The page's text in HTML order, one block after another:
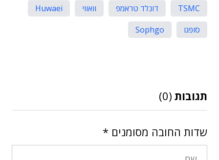
TSMC דונלד טראמפ וואווי
Huwaei
סופגו
Sophgo
תגובות (0)
שדות החובה מסומנים *